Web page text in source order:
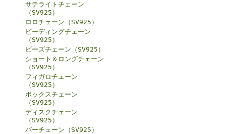
サテライトチェーン
（SV925）
ロロチェーン（SV925）
ビーディングチェーン
（SV925）
ビーズチェーン（SV925）
ショート＆ロングチェーン
（SV925）
フィガロチェーン
（SV925）
ボックスチェーン
（SV925）
ディスクチェーン
（SV925）
バーチェーン（SV925）